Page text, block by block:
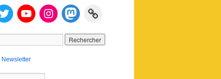
Newsletter